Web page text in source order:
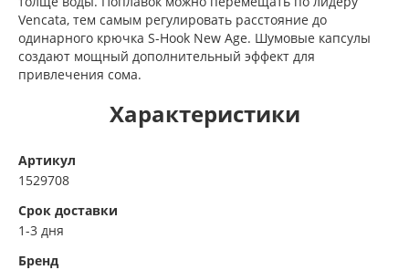
Vencata, тем самым регулировать расстояние до
одинарного крючка S-Hook New Age. Шумовые капсулы
создают мощный дополнительный эффект для
привлечения сома.
Характеристики
Артикул
1529708
Срок доставки
1-3 дня
Бренд